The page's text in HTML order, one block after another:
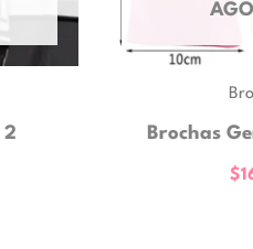
2 Brochas
$